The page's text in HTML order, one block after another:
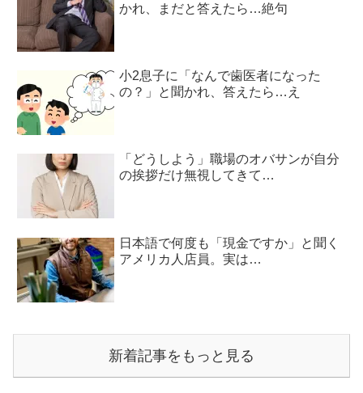
かれ、まだと答えたら…絶句
小2息子に「なんで歯医者になった
の？」と聞かれ、答えたら…え
「どうしよう」職場のオバサンが自分
の挨拶だけ無視してきて…
日本語で何度も「現金ですか」と聞く
アメリカ人店員。実は…
新着記事をもっと見る